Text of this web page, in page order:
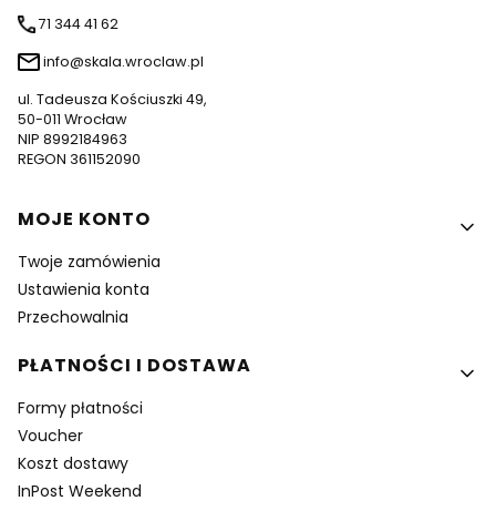
71 344 41 62
info@skala.wroclaw.pl
ul. Tadeusza Kościuszki 49,
50-011 Wrocław
NIP 8992184963
REGON 361152090
Linki w stopce
MOJE KONTO
Twoje zamówienia
Ustawienia konta
Przechowalnia
PŁATNOŚCI I DOSTAWA
Formy płatności
Voucher
Koszt dostawy
InPost Weekend